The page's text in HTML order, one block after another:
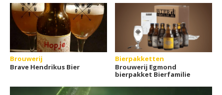
Brouwerij
Brave Hendrikus Bier
Bierpakketten
Brouwerij Egmond
bierpakket Bierfamilie